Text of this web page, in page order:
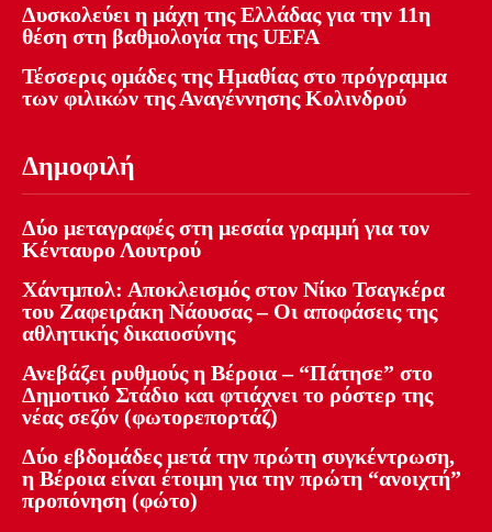
Δυσκολεύει η μάχη της Ελλάδας για την 11η
θέση στη βαθμολογία της UEFA
Τέσσερις ομάδες της Ημαθίας στο πρόγραμμα
των φιλικών της Αναγέννησης Κολινδρού
Δημοφιλή
Δύο μεταγραφές στη μεσαία γραμμή για τον
Κένταυρο Λουτρού
Χάντμπολ: Αποκλεισμός στον Νίκο Τσαγκέρα
του Ζαφειράκη Νάουσας – Οι αποφάσεις της
αθλητικής δικαιοσύνης
Ανεβάζει ρυθμούς η Βέροια – “Πάτησε” στο
Δημοτικό Στάδιο και φτιάχνει το ρόστερ της
νέας σεζόν (φωτορεπορτάζ)
Δύο εβδομάδες μετά την πρώτη συγκέντρωση,
η Βέροια είναι έτοιμη για την πρώτη “ανοιχτή”
προπόνηση (φώτο)